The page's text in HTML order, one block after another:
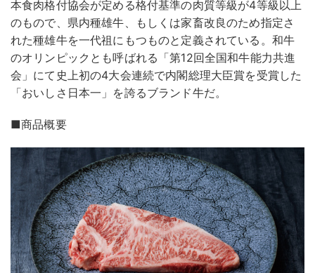
本食肉格付協会が定める格付基準の肉質等級が4等級以上
のもので、県内種雄牛、もしくは家畜改良のため指定さ
れた種雄牛を一代祖にもつものと定義されている。和牛
のオリンピックとも呼ばれる「第12回全国和牛能力共進
会」にて史上初の4大会連続で内閣総理大臣賞を受賞した
「おいしさ日本一」を誇るブランド牛だ。
■商品概要